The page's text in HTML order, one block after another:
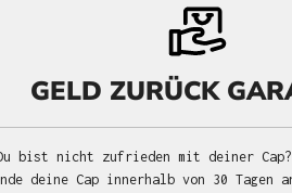
GELD ZURÜCK
bist nicht zufrieden mit deiner Cap?
deine Cap innerhalb von 30 Tagen